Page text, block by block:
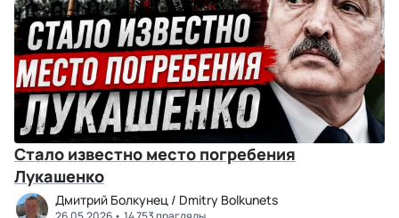
Стало известно место погребения
Лукашенко
Дмитрий Болкунец / Dmitry Bolkunets